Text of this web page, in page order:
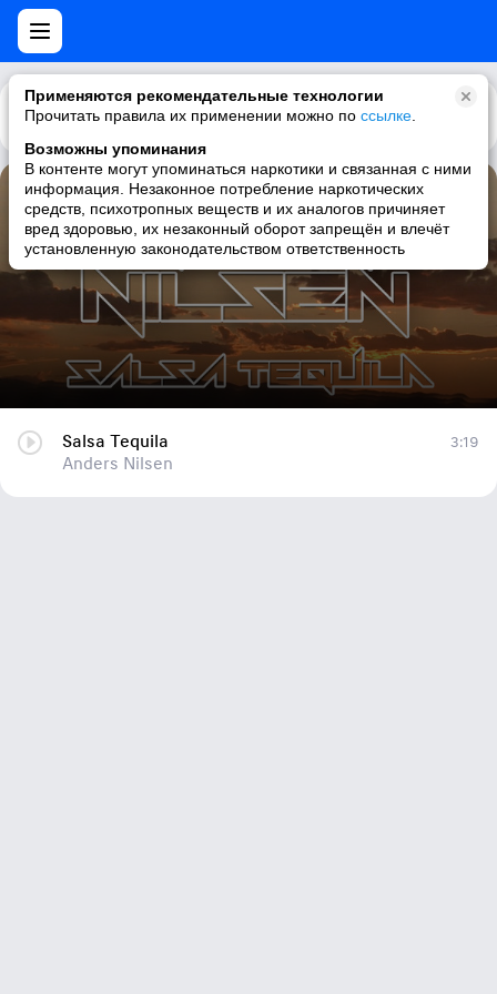
Применяются рекомендательные технологии
Прочитать правила их применении можно по ссылке
Возможны упоминания
В контенте могут упоминаться наркотики и связанная с ними
информация. Незаконное потребление наркотических
средств, психотропных веществ и их аналогов причиняет
вред здоровью, их незаконный оборот запрещён и влечёт
установленную законодательством ответственность
Каталог Рекомендации
Salsa Tequila
Anders Nilsen
Salsa Tequila
Anders Nilsen
3:19